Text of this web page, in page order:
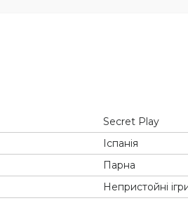
Secret Play
Іспанія
Парна
Непристойні